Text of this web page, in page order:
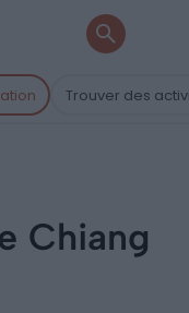
Trouver des
Chiang